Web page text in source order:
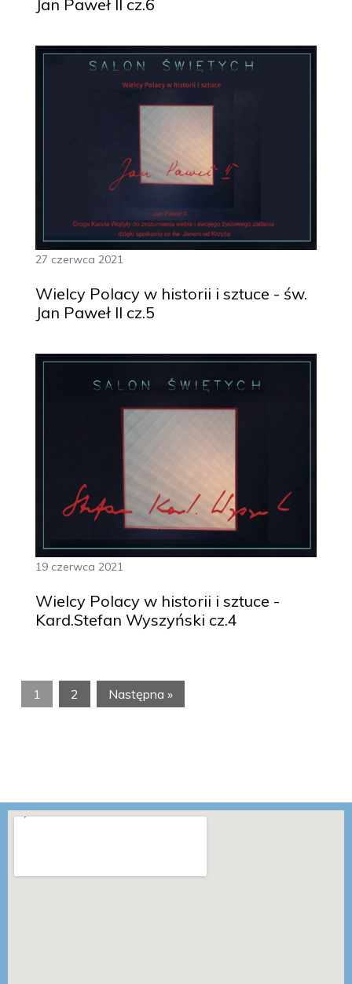
Jan Paweł II cz.6
27 czerwca 2021
Wielcy Polacy w historii i sztuce - św.
Jan Paweł II cz.5
19 czerwca 2021
Wielcy Polacy w historii i sztuce -
Kard.Stefan Wyszyński cz.4
1 2 Następna »